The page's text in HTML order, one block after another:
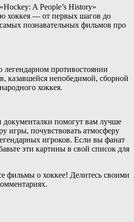
A People’s History»
хоккея — от первых шагов до
познавательных фильмов про
противостоянии
казавшейся непобедимой, сборной
хоккея.
помогут вам лучше
игры, почувствовать атмосферу
игроков. Если вы фанат
эти картины в свой список для
фильмы о хоккее! Делитесь своими